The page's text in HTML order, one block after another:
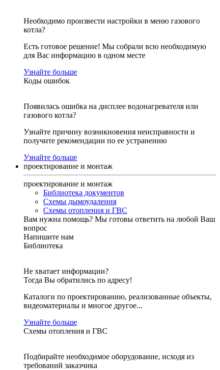
Необходимо произвести настройки в меню газового
котла?
Есть готовое решение! Мы собрали всю необходимую
для Вас информацию в одном месте
Узнайте больше
Коды ошибок
Появилась ошибка на дисплее водонагревателя или
газового котла?
Узнайте причину возникновения неисправности и
получите рекомендации по ее устранению
Узнайте больше
проектирование и монтаж
проектирование и монтаж
Библиотека документов
Схемы дымоудаления
Схемы отопления и ГВС
Вам нужна помощь? Мы готовы ответить на любой Ваш
вопрос
Напишите нам
Библиотека
Не хватает информации?
Тогда Вы обратились по адресу!
Каталоги по проектированию, реализованные объекты,
видеоматериалы и многое другое...
Узнайте больше
Схемы отопления и ГВС
Подбирайте необходимое оборудование, исходя из
требований заказчика